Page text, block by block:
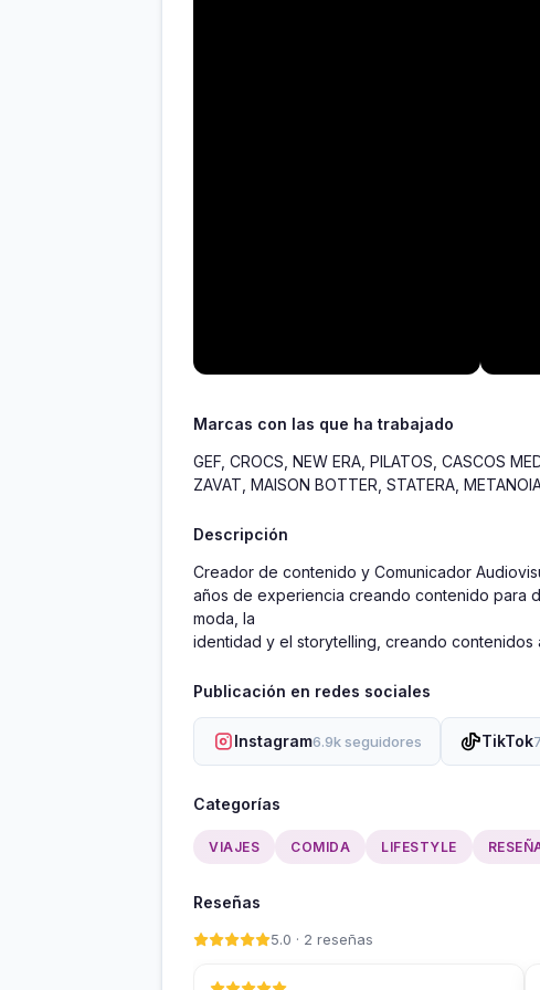
Marcas con las que ha trabajado
GEF, CROCS, NEW ERA, PILATOS, CASCOS
ZAVAT, MAISON BOTTER, STATERA,
Descripción
Creador de contenido y Comunicador
años de experiencia creando contenido para
moda, la
identidad y el storytelling, creando
Publicación en redes sociales
Instagram6.9k seguidores TikTok
Categorías
VIAJES COMIDA LIFESTYLE
Reseñas
5.0 · 2 reseñas